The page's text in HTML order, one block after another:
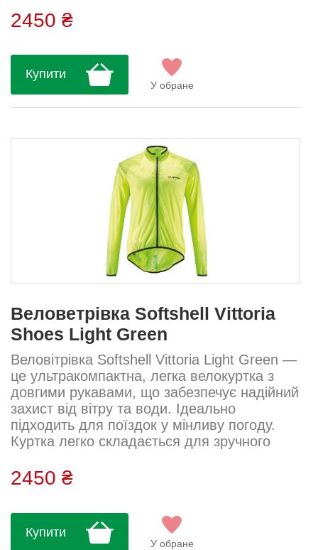
2450 ₴
Купити
У обране
Веловетрівка Softshell Vittoria
Shoes Light Green
Веловітрівка Softshell Vittoria Light Green —
це ультракомпактна, легка велокуртка з
довгими рукавами, що забезпечує надійний
захист від вітру та води. Ідеально
підходить для поїздок у мінливу погоду.
Куртка легко складається для зручного
2450 ₴
Купити
У обране